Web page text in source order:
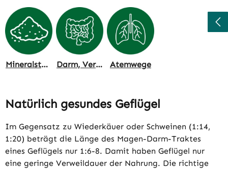
Mineralstoffe, Stoffwechsel Darm, Verdauung Atemwege
Natürlich gesundes Geflügel
Im Gegensatz zu Wiederkäuer oder Schweinen (1:14,
1:20) beträgt die Länge des Magen-Darm-Traktes
eines Geflügels nur 1:6-8. Damit haben Geflügel nur
eine geringe Verweildauer der Nahrung. Die richtige